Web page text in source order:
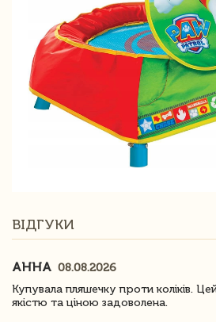
ВІДГУКИ
АННА 08.08.2026
Купувала пляшечку проти коліків.
якістю та ціною задоволена.